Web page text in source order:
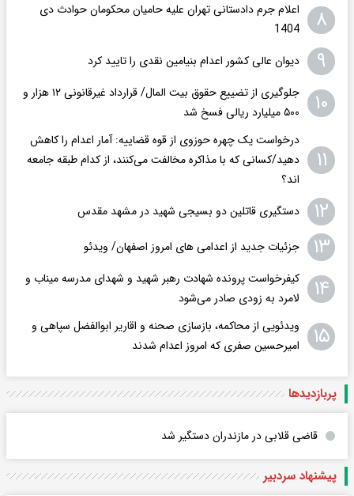
۸
اعلام جرم دادستانی تهران علیه حامیان محکومان حوادث دی
1404
۹ دیوان عالی کشور اعدام بنیامین نقدی را تایید کرد
۱۰
جلوگیری از تضییع حقوق بیت المال/ قرارداد غیرقانونی ۱۲ هزار و
۵۰۰ میلیارد ریالی فسخ شد
۱۱
درخواست یک چهره حوزوی از قوه قضاییه: آمار اعدام را کاهش
دهید/کسانی که با مذاکره مخالفت می‌کنند، از کدام طبقه جامعه
اند؟
۱۲ دستگیری قاتلین دو بسیجی شهید در مشهد مقدس
۱۳ جزئیات جدید از اعدامی های امروز اصفهان/ ویدئو
۱۴
کیفرخواست پرونده شهادت رهبر شهید و شهدای مدرسه میناب و
لامرد به زودی صادر می‌شود
۱۵
ویدئویی از محاکمه، بازسازی صحنه و اقاریر ابوالفضل سپاهی و
امیرحسین صفری که امروز اعدام شدند
پربازدید‌ها
قاضی قلابی در مازندران دستگیر شد
پیشنهاد سردبیر